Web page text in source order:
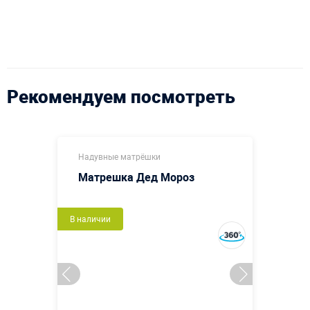
Рекомендуем посмотреть
Надувные матрёшки
Матрешка Дед Мороз
В наличии